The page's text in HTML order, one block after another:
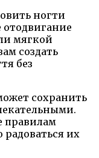
ногти
мягкой
создать
без
сохранить
правилам
радоваться их